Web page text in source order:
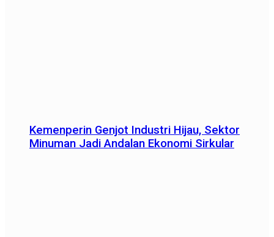
Kemenperin Genjot Industri Hijau, Sektor
Minuman Jadi Andalan Ekonomi Sirkular